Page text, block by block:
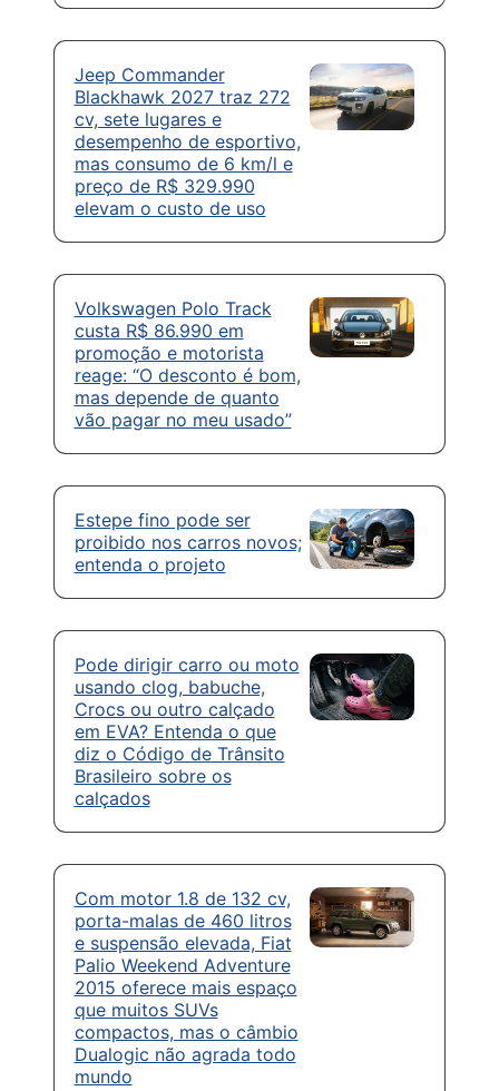
Jeep Commander
Blackhawk 2027 traz 272
cv, sete lugares e
desempenho de esportivo,
mas consumo de 6 km/l e
preço de R$ 329.990
elevam o custo de uso
Volkswagen Polo Track
custa R$ 86.990 em
promoção e motorista
reage: “O desconto é bom,
mas depende de quanto
vão pagar no meu usado”
Estepe fino pode ser
proibido nos carros novos;
entenda o projeto
Pode dirigir carro ou moto
usando clog, babuche,
Crocs ou outro calçado
em EVA? Entenda o que
diz o Código de Trânsito
Brasileiro sobre os
calçados
Com motor 1.8 de 132 cv,
porta-malas de 460 litros
e suspensão elevada, Fiat
Palio Weekend Adventure
2015 oferece mais espaço
que muitos SUVs
compactos, mas o câmbio
Dualogic não agrada todo
mundo